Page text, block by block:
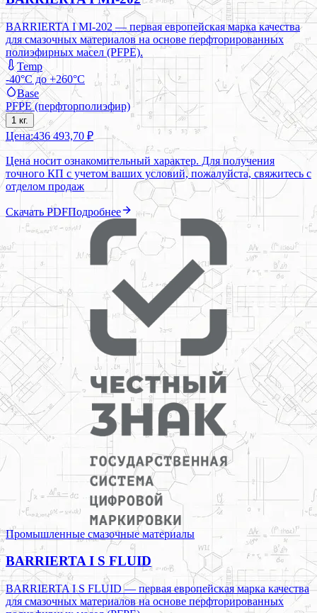
BARRIERTA I MI-202 — первая европейская марка качества
для смазочных материалов на основе перфторированных
полиэфирных масел (PFPE).
Temp
-40°C до +260°C
Base
PFPE (перфторполиэфир)
1 кг.
Цена:436 493,70 ₽
Цена носит ознакомительный характер. Для получения
точного КП с учетом ваших условий, пожалуйста, свяжитесь с
отделом продаж
Скачать PDFПодробнее
Промышленные смазочные материалы
BARRIERTA I S FLUID
BARRIERTA I S FLUID — первая европейская марка качества
для смазочных материалов на основе перфторированных